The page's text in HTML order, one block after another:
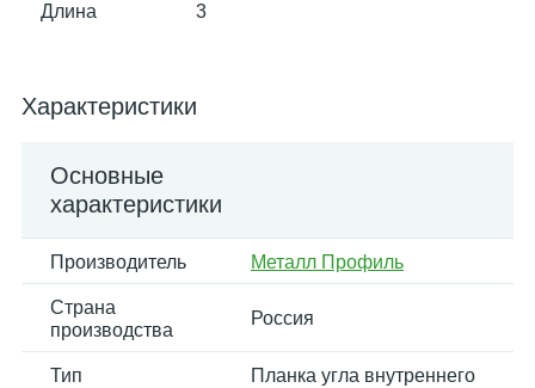
Длина 3
Характеристики
Основные
характеристики
Производитель Металл Профиль
Страна
производства
Россия
Тип Планка угла внутреннего